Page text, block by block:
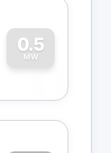
0.5
MW
0